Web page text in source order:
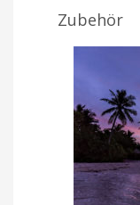
Zubehör